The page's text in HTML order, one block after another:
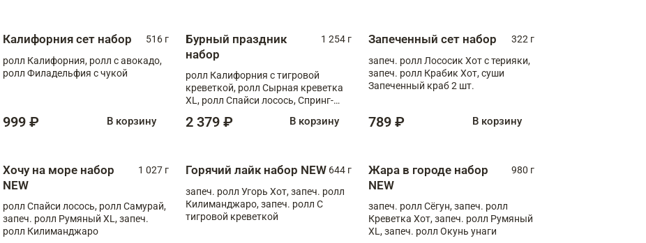
Калифорния сет набор
516 г
ролл Калифорния, ролл с авокадо,
ролл Филадельфия с чукой
999 ₽ В корзину
Бурный праздник
набор
1 254 г
ролл Калифорния с тигровой
креветкой, ролл Сырная креветка
XL, ролл Спайси лосось, Спринг-
Медовая креветка
2 379 ₽ В корзину
Запеченный сет набор
322 г
запеч. ролл Лососик Хот с терияки,
запеч. ролл Крабик Хот, суши
Запеченный краб 2 шт.
789 ₽ В корзину
Хочу на море набор
NEW
1 027 г
ролл Спайси лосось, ролл Самурай,
запеч. ролл Румяный XL, запеч.
ролл Килиманджаро
Горячий лайк набор NEW 644 г
запеч. ролл Угорь Хот, запеч. ролл
Килиманджаро, запеч. ролл С
тигровой креветкой
Жара в городе набор
NEW
980 г
запеч. ролл Сёгун, запеч. ролл
Креветка Хот, запеч. ролл Румяный
XL, запеч. ролл Окунь унаги